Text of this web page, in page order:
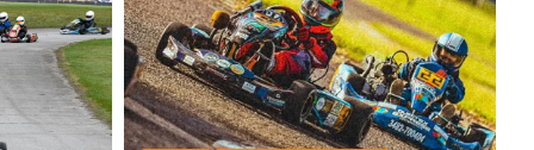
COBERTURA ESPECIAL DE E-KART.COM.AR
08/09-AGO